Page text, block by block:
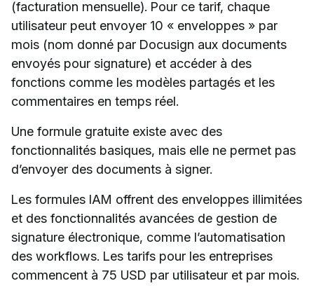
(facturation mensuelle). Pour ce tarif, chaque
utilisateur peut envoyer 10 « enveloppes » par
mois (nom donné par Docusign aux documents
envoyés pour signature) et accéder à des
fonctions comme les modèles partagés et les
commentaires en temps réel.
Une formule gratuite existe avec des
fonctionnalités basiques, mais elle ne permet pas
d’envoyer des documents à signer.
Les formules IAM offrent des enveloppes illimitées
et des fonctionnalités avancées de gestion de
signature électronique, comme l’automatisation
des workflows. Les tarifs pour les entreprises
commencent à 75 USD par utilisateur et par mois.